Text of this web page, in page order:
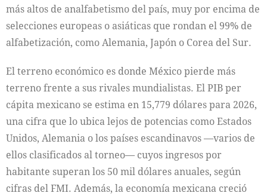
más altos de analfabetismo del país, muy por encima de
selecciones europeas o asiáticas que rondan el 99% de
alfabetización, como Alemania, Japón o Corea del Sur.
El terreno económico es donde México pierde más
terreno frente a sus rivales mundialistas. El PIB per
cápita mexicano se estima en 15,779 dólares para 2026,
una cifra que lo ubica lejos de potencias como Estados
Unidos, Alemania o los países escandinavos —varios de
ellos clasificados al torneo— cuyos ingresos por
habitante superan los 50 mil dólares anuales, según
cifras del FMI. Además, la economía mexicana creció